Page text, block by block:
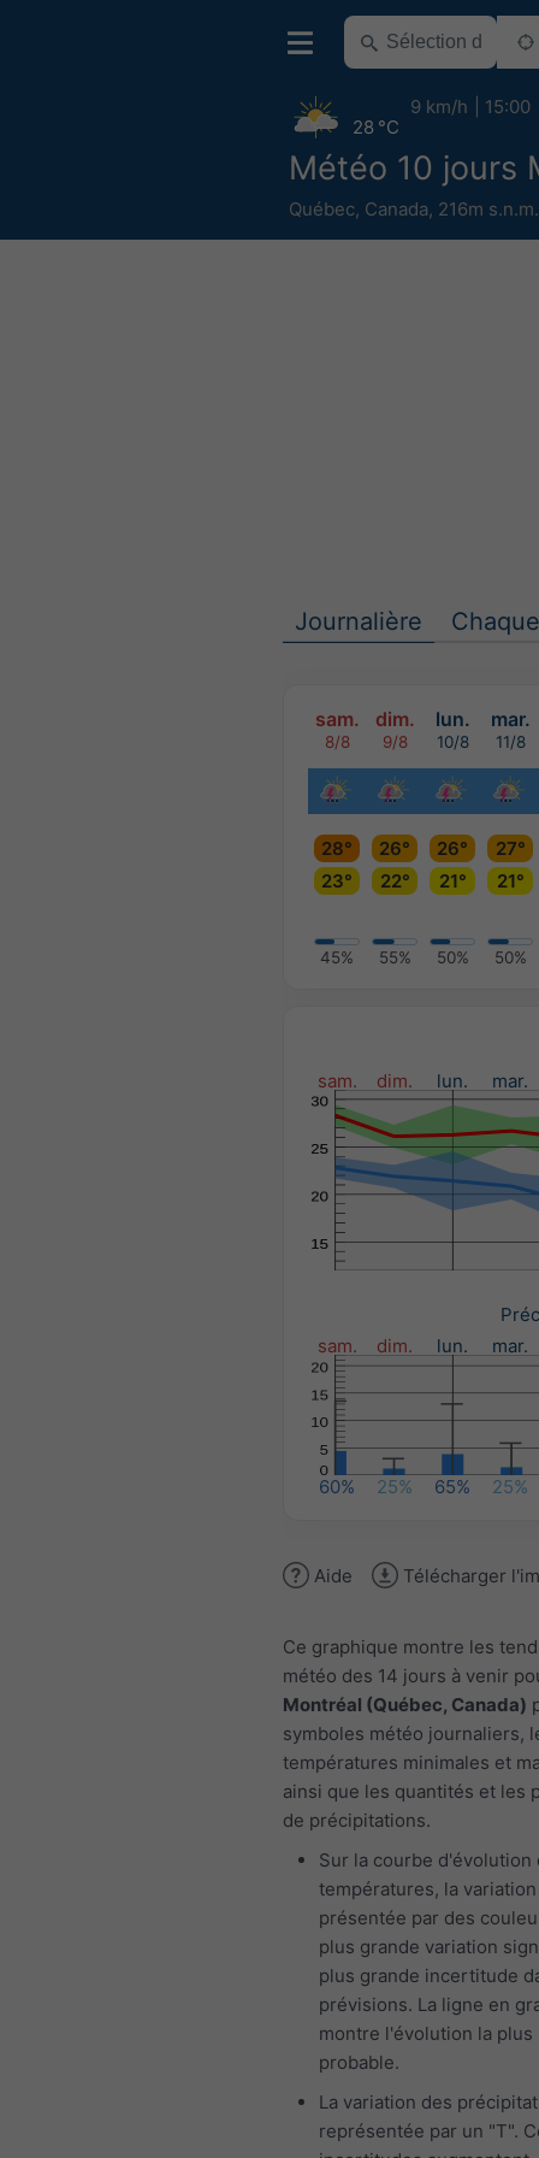
Météo 10 jours
Québec, Canada, 216m s.n.m.
28 °C
9 km/h 15:00
Journalière
sam. dim. lun. mar.
8/8 9/8 10/8 11/8
28° 26° 26°
27°
23°
22° 21° 21°
45% 55% 50% 50%
sam. dim. lun. mar.
sam.
dim. lun. mar.
60% 25% 65% 25%
Aide Télécharger
Ce graphique montre les
météo des 14 jours à venir
Montréal (Québec, Canada)
symboles météo journaliers,
températures minimales et
ainsi que les quantités et les
de précipitations.
Sur la courbe d'évolution
températures, la
présentée par des
plus grande variation
plus grande incertitude
prévisions. La ligne en
montre l'évolution la plus
probable.
La variation des
représentée par un "T".